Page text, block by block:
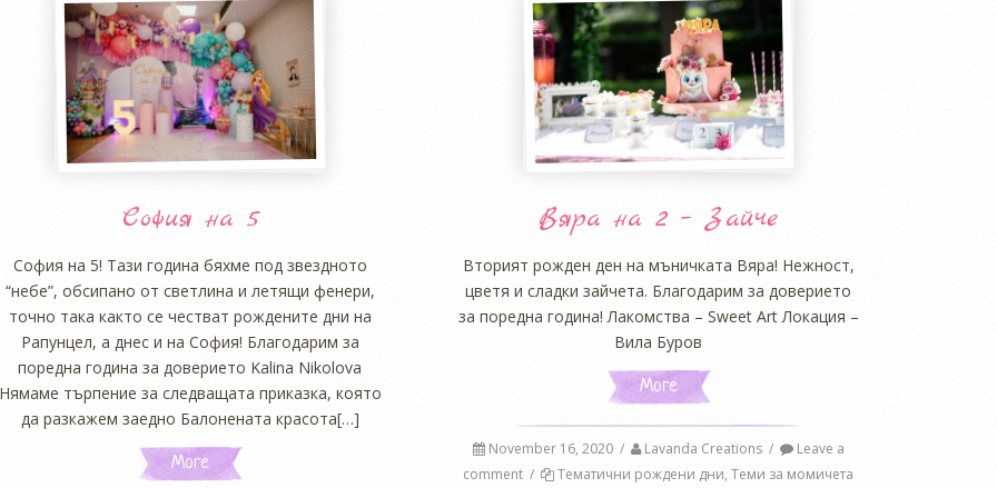
София на 5
София на 5! Тази година бяхме под звездното
“небе”, обсипано от светлина и летящи фенери,
точно така както се честват рождените дни на
Рапунцел, а днес и на София! Благодарим за
поредна година за доверието Kalina Nikolova
търпение за следващата приказка, която
да разкажем заедно Балонената красота[…]
More
Вяра на 2 – Зайче
Вторият рожден ден на мъничката Вяра! Нежност,
цветя и сладки зайчета. Благодарим за доверието
за поредна година! Лакомства – Sweet Art Локация –
Вила Буров
More
November 16, 2020 / Lavanda Creations /
Leave a
comment / Тематични рождени дни,Теми за момичета